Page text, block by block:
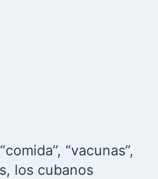
“vacunas”,
los cubanos